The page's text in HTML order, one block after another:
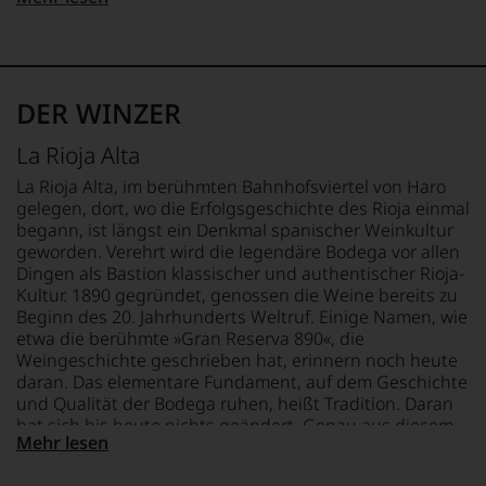
um
auf
hohem
sich
unsere
Weinselektion
bewegt.
Das
aber
genügt
uns
nicht
mehr.
Wir
haben
festgestellt,
dass
manch
Universität
Wisconsin.
Bedingt
durch
seinen
Vater
wandte
er
sich
aber
vor
allen
Dingen
nach
1978
zunehmend
der
Weinwelt
zu.
2012
hat.
hat
Kreativität
Innovationsgeist
Weinjournalismus
und
Weinbewertung
revolutioniert.
Der
studierte
Rechtsanwalt
verstand
sich
als
Sprachrohr
des
QUALITÄTSSTUFE
REBSORTEN
16 °C
0,75 L
DER WINZER
La Rioja Alta
La Rioja Alta, im berühmten Bahnhofsviertel von Haro
gelegen, dort, wo die Erfolgsgeschichte des Rioja einmal
begann, ist längst ein Denkmal spanischer Weinkultur
geworden. Verehrt wird die legendäre Bodega vor allen
Dingen als Bastion klassischer und authentischer Rioja-
Kultur. 1890 gegründet, genossen die Weine bereits zu
Beginn des 20. Jahrhunderts Weltruf. Einige Namen, wie
etwa die berühmte »Gran Reserva 890«, die
Weingeschichte geschrieben hat, erinnern noch heute
daran. Das elementare Fundament, auf dem Geschichte
und Qualität der Bodega ruhen, heißt Tradition. Daran
hat sich bis heute nichts geändert. Genau aus diesem
Grund sind die Weine von La Rioja Alta außerordentlich
Mehr lesen